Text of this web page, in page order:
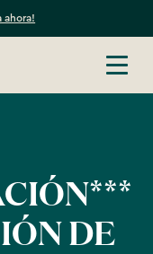
ahora!
DE